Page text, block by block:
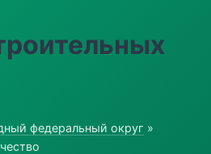
федеральный округ »